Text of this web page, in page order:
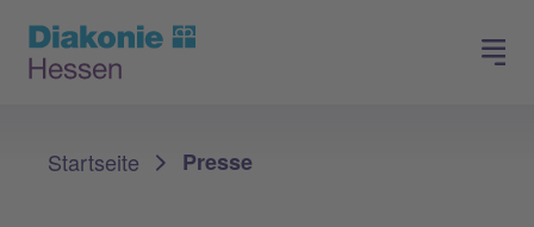
Spenden
Startseite
Presse